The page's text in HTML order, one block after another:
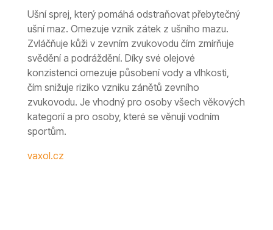
Ušní sprej, který pomáhá odstraňovat přebytečný
ušní maz. Omezuje vznik zátek z ušního mazu.
Zvláčňuje kůži v zevním zvukovodu čím zmírňuje
svědění a podráždění. Díky své olejové
konzistenci omezuje působení vody a vlhkosti,
čím snižuje riziko vzniku zánětů zevního
zvukovodu. Je vhodný pro osoby všech věkových
kategorií a pro osoby, které se věnují vodním
sportům.
vaxol.cz